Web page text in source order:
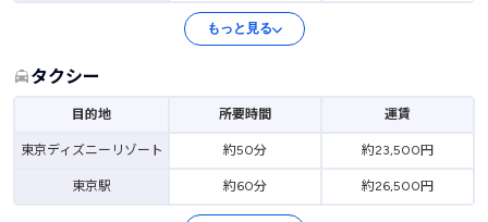
もっと見る
タクシー
目的地 所要時間 運賃
東京ディズニーリゾート 約50分 約23,500円
東京駅 約60分 約26,500円